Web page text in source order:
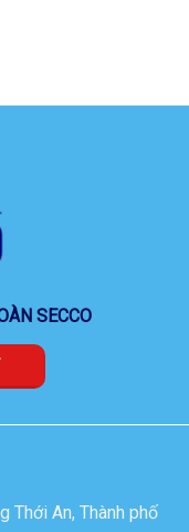
SECCO
Thới An, Thành phố